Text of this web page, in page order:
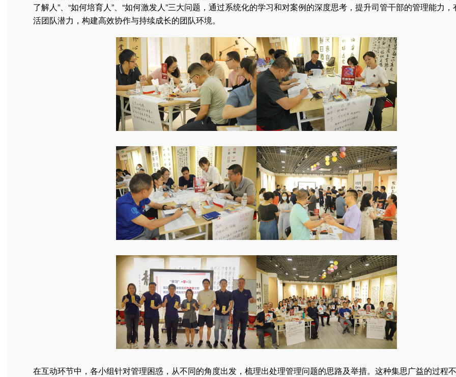
了解人”、“如何培育人”、“如何激发人”三大问题，通过系统化的学习和对案例的深度思考，提升司管干部的管理能力，
活团队潜力，构建高效协作与持续成长的团队环境。
在互动环节中，各小组针对管理困惑，从不同的角度出发，梳理出处理管理问题的思路及举措。这种集思广益的过程